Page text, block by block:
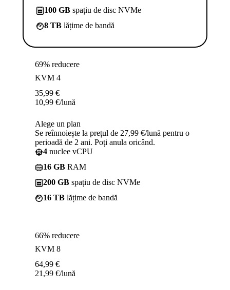
100 GB spațiu de disc NVMe
8 TB lățime de bandă
69% reducere
KVM 4
35,99 €
10,99 €/lună
Alege un plan
Se reînnoiește la prețul de 27,99 €/lună pentru o
perioadă de 2 ani. Poți anula oricând.
4 nuclee vCPU
16 GB RAM
200 GB spațiu de disc NVMe
16 TB lățime de bandă
66% reducere
KVM 8
64,99 €
21,99 €/lună